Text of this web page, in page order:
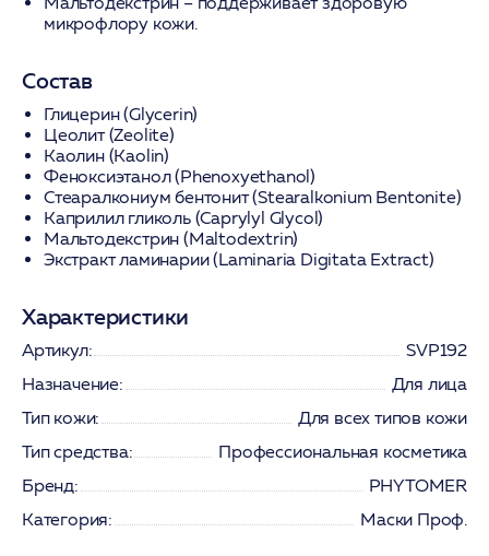
микрофлору кожи.
Состав
Глицерин (Glycerin)
Цеолит (Zeolite)
Каолин (Kaolin)
Феноксиэтанол (Phenoxyethanol)
Стеаралкониум бентонит (Stearalkonium Bentonite)
Каприлил гликоль (Caprylyl Glycol)
Мальтодекстрин (Maltodextrin)
Экстракт ламинарии (Laminaria Digitata Extract)
Характеристики
Артикул:
SVP192
Назначение:
Для лица
Тип кожи:
Для всех типов кожи
Тип средства:
Профессиональная косметика
Бренд:
PHYTOMER
Категория:
Маски Проф.